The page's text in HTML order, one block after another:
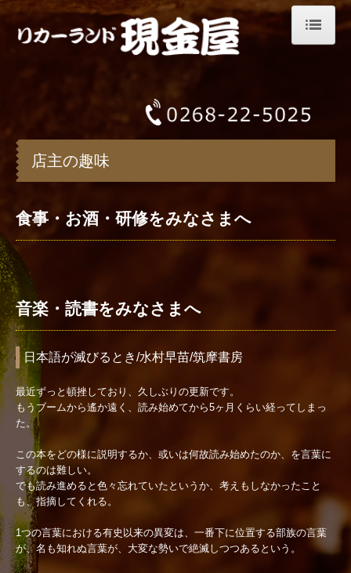
店主の趣味
バックナンバー Music
店主の趣味
食事・お酒・研修をみなさまへ
音楽・読書をみなさまへ
日本語が滅びるとき/水村早苗/筑摩書房
最近ずっと頓挫しており、久しぶりの更新です。
もうブームから遙か遠く、読み始めてから5ヶ月くらい経ってしまっ
た。
この本をどの様に説明するか、或いは何故読み始めたのか、を言葉に
するのは難しい。
でも読み進めると色々忘れていたというか、考えもしなかったこと
も、指摘してくれる。
1つの言葉における有史以来の異変は、一番下に位置する部族の言葉
が、名も知れぬ言葉が、大変な勢いで絶滅しつつあるという。